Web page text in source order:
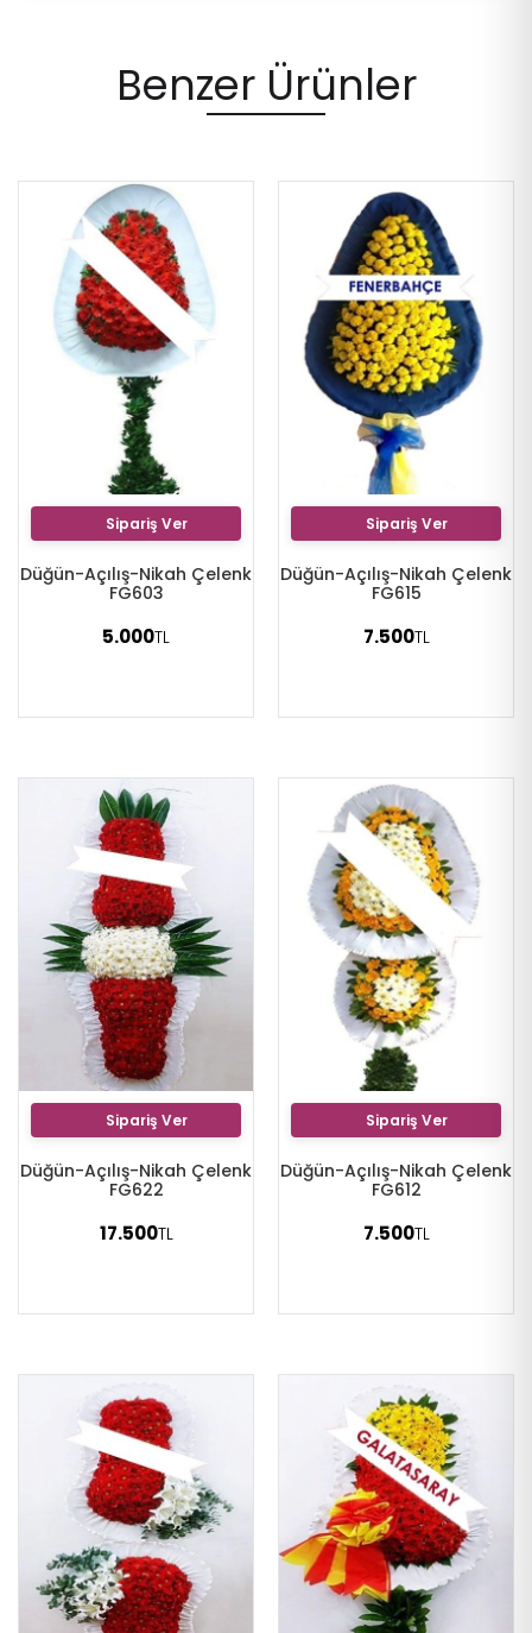
Benzer Ürünler
Sipariş Ver
Düğün-Açılış-Nikah Çelenk
FG603
5.000TL
Sipariş Ver
Düğün-Açılış-Nikah Çelenk
FG615
7.500TL
Sipariş Ver
Düğün-Açılış-Nikah Çelenk
FG622
17.500TL
Sipariş Ver
Düğün-Açılış-Nikah Çelenk
FG612
7.500TL